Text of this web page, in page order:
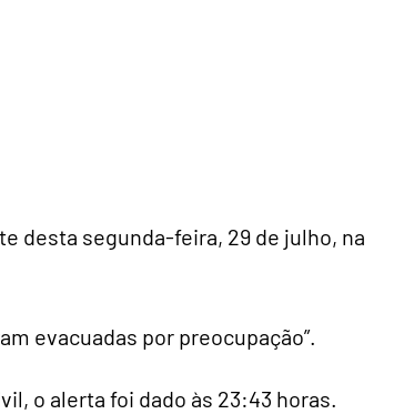
desta segunda-feira, 29 de julho, na
evacuadas por preocupação”.
o alerta foi dado às 23:43 horas.